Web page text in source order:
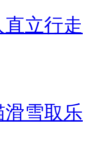
立行走
雪取乐